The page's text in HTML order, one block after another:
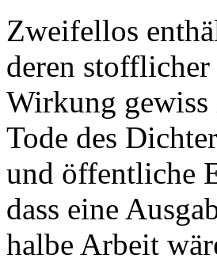
Zweifellos
deren stofflicher
Wirkung gewiss
Tode des
und öffentliche
dass eine
halbe Arbeit